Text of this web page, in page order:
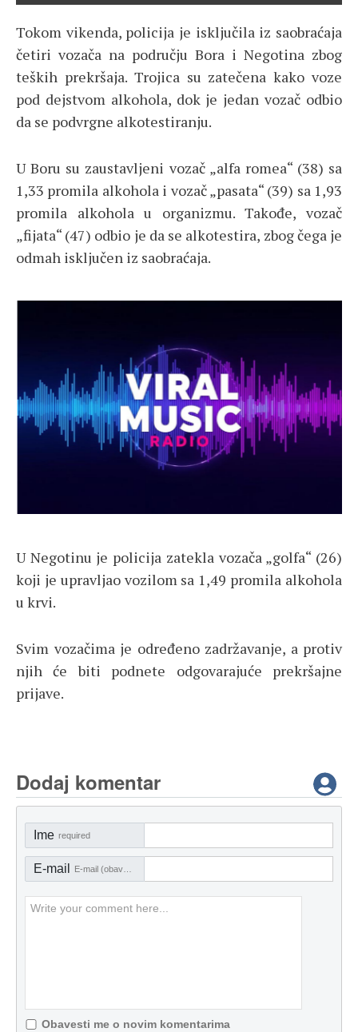
Tokom vikenda, policija je isključila iz saobraćaja
četiri vozača na području Bora i Negotina zbog
teških prekršaja. Trojica su zatečena kako voze
pod dejstvom alkohola, dok je jedan vozač odbio
da se podvrgne alkotestiranju.
U Boru su zaustavljeni vozač „alfa romea“ (38) sa
1,33 promila alkohola i vozač „pasata“ (39) sa 1,93
promila alkohola u organizmu. Takođe, vozač
„fijata“ (47) odbio je da se alkotestira, zbog čega je
odmah isključen iz saobraćaja.
U Negotinu je policija zatekla vozača „golfa“ (26)
koji je upravljao vozilom sa 1,49 promila alkohola
u krvi.
Svim vozačima je određeno zadržavanje, a protiv
njih će biti podnete odgovarajuće prekršajne
prijave.
Dodaj komentar
Ime required
E-mail
Obavesti me o novim komentarima